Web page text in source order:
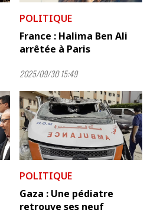
POLITIQUE
France : Halima Ben Ali
arrêtée à Paris
2025/09/30 15:49
POLITIQUE
Gaza : Une pédiatre
retrouve ses neuf